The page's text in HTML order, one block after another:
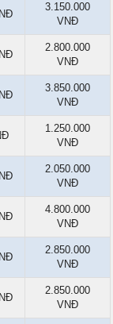
3.150.000
VNĐ
2.800.000
VNĐ
3.850.000
VNĐ
1.250.000
VNĐ
2.050.000
VNĐ
4.800.000
VNĐ
2.850.000
VNĐ
2.850.000
VNĐ